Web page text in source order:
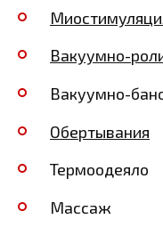
Вакуумно-
Вакуумно-
Обертывания
Термоодеяло
Массаж